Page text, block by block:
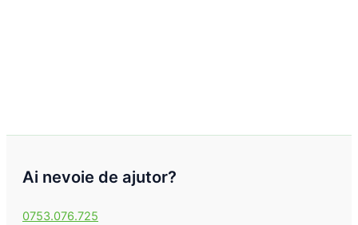
Ai nevoie de ajutor?
0753.076.725